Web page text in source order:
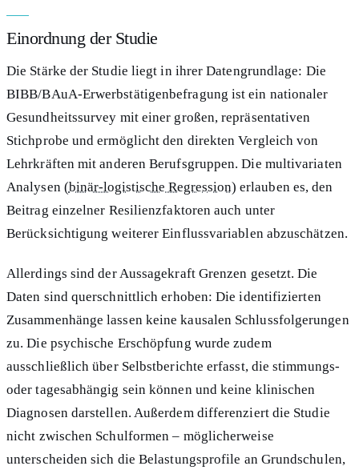
Einordnung der Studie
Die Stärke der Studie liegt in ihrer Datengrundlage: Die
BIBB/BAuA-Erwerbstätigenbefragung ist ein nationaler
Gesundheitssurvey mit einer großen, repräsentativen
Stichprobe und ermöglicht den direkten Vergleich von
Lehrkräften mit anderen Berufsgruppen. Die multivariaten
Analysen (binär-logistische Regression) erlauben es, den
Beitrag einzelner Resilienzfaktoren auch unter
Berücksichtigung weiterer Einflussvariablen abzuschätzen.
Allerdings sind der Aussagekraft Grenzen gesetzt. Die
Daten sind querschnittlich erhoben: Die identifizierten
Zusammenhänge lassen keine kausalen Schlussfolgerungen
zu. Die psychische Erschöpfung wurde zudem
ausschließlich über Selbstberichte erfasst, die stimmungs-
oder tagesabhängig sein können und keine klinischen
Diagnosen darstellen. Außerdem differenziert die Studie
nicht zwischen Schulformen – möglicherweise
unterscheiden sich die Belastungsprofile an Grundschulen,